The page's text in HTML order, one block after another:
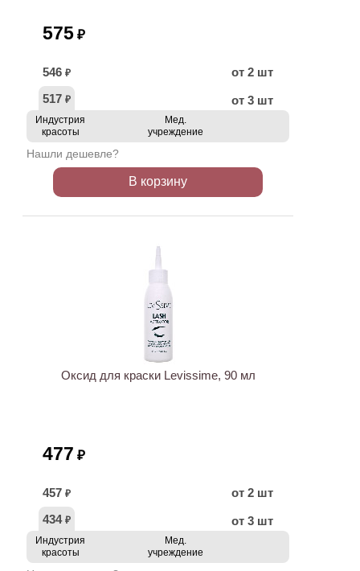
575 ₽
546 ₽
от 2 шт
517 ₽ от 3 шт
Индустрия
красоты
Мед.
учреждение
Нашли дешевле?
В корзину
Оксид для краски Levissime, 90 мл
477 ₽
457 ₽
от 2 шт
434 ₽ от 3 шт
Индустрия
красоты
Мед.
учреждение